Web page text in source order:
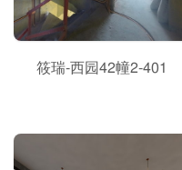
筱瑞-西园42幢2-401